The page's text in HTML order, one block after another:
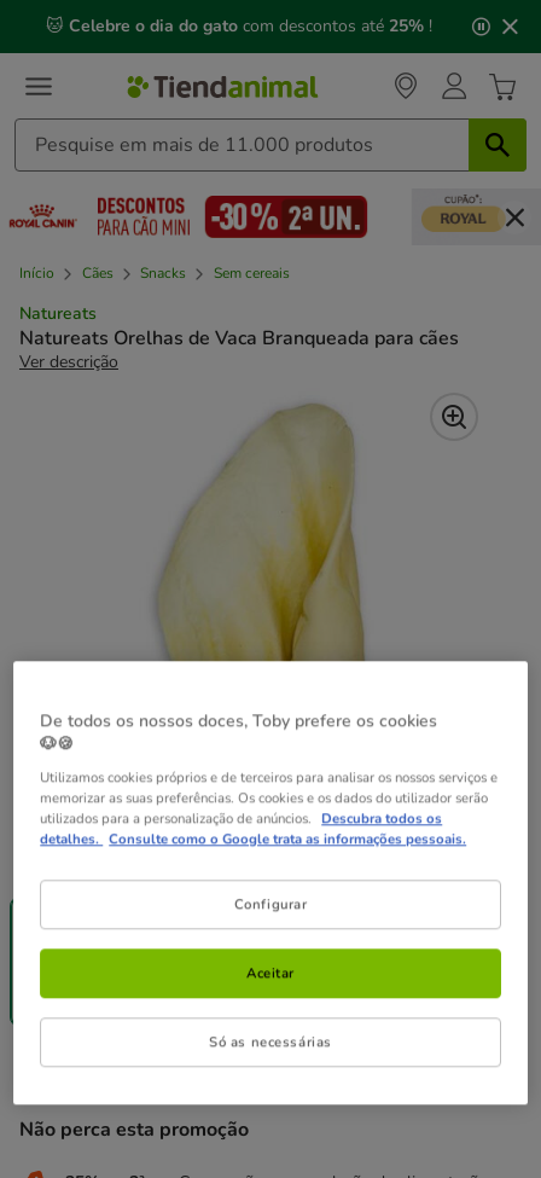
mensagem,
🐱 Celebre o dia do gato com descontos até 25% !
Início Cães Snacks Sem cereais
Natureats
Natureats Orelhas de Vaca Branqueada para cães
Ver descrição
(49.90€ / kg)
Pack
Poupança
(47.40€ / kg)
27.54€
Não perca esta promoção
Preço 4.99€, 49.90 EUR por kg
4.99€ (49.90€ / kg)
De todos os nossos doces, Toby prefere os cookies
🐶🍪
Utilizamos cookies próprios e de terceiros para analisar os nossos serviços e
memorizar as suas preferências. Os cookies e os dados do utilizador serão
utilizados para a personalização de anúncios. Descubra todos os
detalhes. Consulte como o Google trata as informações pessoais.
Configurar
Só as necessárias
Aceitar